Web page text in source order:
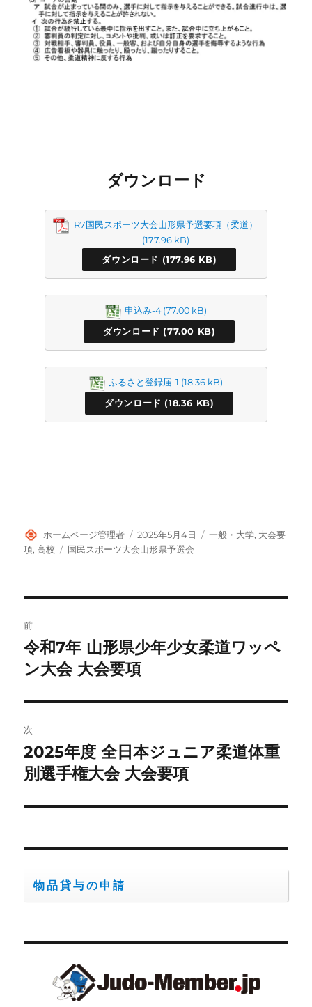
ダウンロード
R7国民スポーツ大会山形県予選要項（柔道）
ダウンロード
申込み-4
ダウンロード
ふるさと登録届-1
ダウンロード
投
稿
ホームページ管理者
投
稿
2025年5月4日
カ
一般・大学, 大会要
項,高校
タ
国民スポーツ大会山形県予選会
稿
ナ
ビ
ゲ
ー
シ
ン
前
前
の
稿:
令和7年 山形県少年少女柔道ワッペ
ン大会 大会要項
次
次
の
稿:
2025年度 全日本ジュニア柔道体重
別選手権大会 大会要項
物品貸与の申請